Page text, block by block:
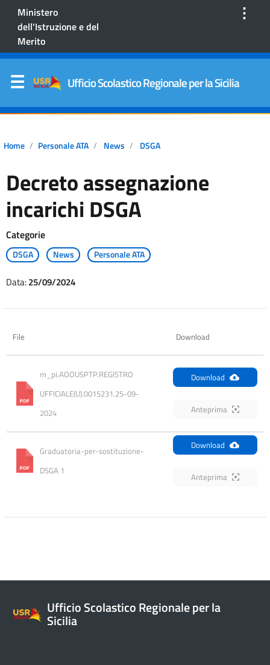
Ministero
dell'Istruzione e del
Merito
⋮
Ufficio Scolastico Regionale per la Sicilia
Home Personale ATA News DSGA
Decreto assegnazione
incarichi DSGA
Categorie
DSGA News Personale ATA
Data:25/09/2024
File Download
m_pi.AOOUSPTP.REGISTRO
UFFICIALE(U).0015231.25-09-
2024
Download
Anteprima
Graduatoria-per-sostituzione-
DSGA 1
Download
Anteprima
Ufficio Scolastico Regionale per la
Sicilia